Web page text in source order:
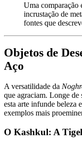
Uma comparação
incrustação de
fontes que
Objetos de
Aço
A versatilidade da
que agraciam. Longe
esta arte infunde beleza
exemplos mais
O Kashkul: A